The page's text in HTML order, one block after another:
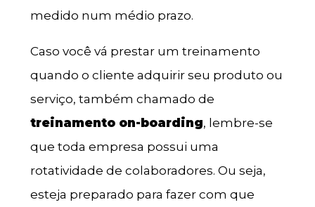
medido num médio prazo.
Caso você vá prestar um treinamento
quando o cliente adquirir seu produto ou
serviço, também chamado de
treinamento on-boarding, lembre-se
que toda empresa possui uma
rotatividade de colaboradores. Ou seja,
esteja preparado para fazer com que